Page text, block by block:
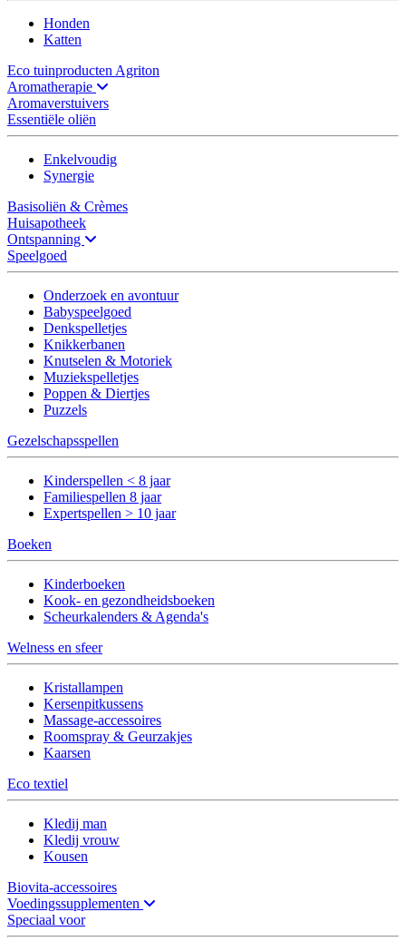
Honden
Katten
Eco tuinproducten Agriton
Aromatherapie
Aromaverstuivers
Essentiële oliën
Enkelvoudig
Synergie
Basisoliën & Crèmes
Huisapotheek
Ontspanning
Speelgoed
Onderzoek en avontuur
Babyspeelgoed
Denkspelletjes
Knikkerbanen
Knutselen & Motoriek
Muziekspelletjes
Poppen & Diertjes
Puzzels
Gezelschapsspellen
Kinderspellen < 8 jaar
Familiespellen 8 jaar
Expertspellen > 10 jaar
Boeken
Kinderboeken
Kook- en gezondheidsboeken
Scheurkalenders & Agenda's
Welness en sfeer
Kristallampen
Kersenpitkussens
Massage-accessoires
Roomspray & Geurzakjes
Kaarsen
Eco textiel
Kledij man
Kledij vrouw
Kousen
Biovita-accessoires
Voedingssupplementen
Speciaal voor